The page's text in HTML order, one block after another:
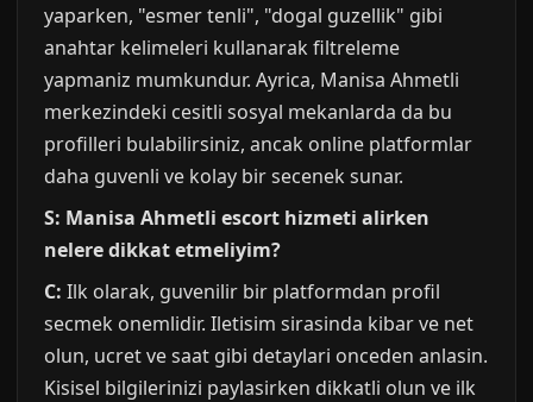
yaparken, "esmer tenli", "dogal guzellik" gibi
anahtar kelimeleri kullanarak filtreleme
yapmaniz mumkundur. Ayrica, Manisa Ahmetli
merkezindeki cesitli sosyal mekanlarda da bu
profilleri bulabilirsiniz, ancak online platformlar
daha guvenli ve kolay bir secenek sunar.
S: Manisa Ahmetli escort hizmeti alirken
nelere dikkat etmeliyim?
C: Ilk olarak, guvenilir bir platformdan profil
secmek onemlidir. Iletisim sirasinda kibar ve net
olun, ucret ve saat gibi detaylari onceden anlasin.
Kisisel bilgilerinizi paylasirken dikkatli olun ve ilk